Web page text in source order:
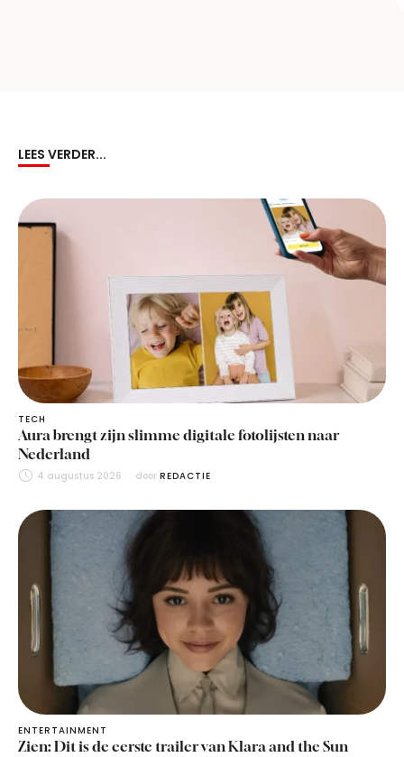
LEES VERDER...
TECH
Aura brengt zijn slimme digitale fotolijsten naar
Nederland
4 augustus 2026 door REDACTIE
ENTERTAINMENT
Zien: Dit is de eerste trailer van Klara and the Sun